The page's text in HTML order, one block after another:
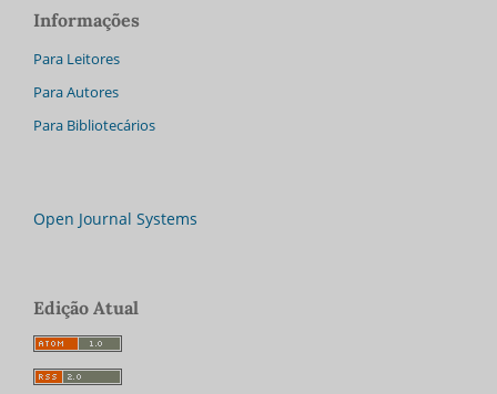
Informações
Para Leitores
Para Autores
Para Bibliotecários
Open Journal Systems
Edição Atual